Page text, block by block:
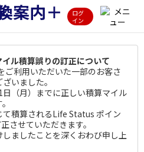
ログ
イン
イル積算誤りの訂正について
ご利用いただいた一部のお客さ
いました。
（月）までに正しい積算マイル
積算されるLife Status ポイン
させていただきます。
ましたことを深くおわび申し上